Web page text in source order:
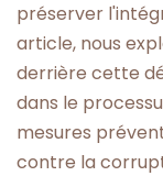
préserver
article, nous
derrière cette
dans le
mesures
contre la